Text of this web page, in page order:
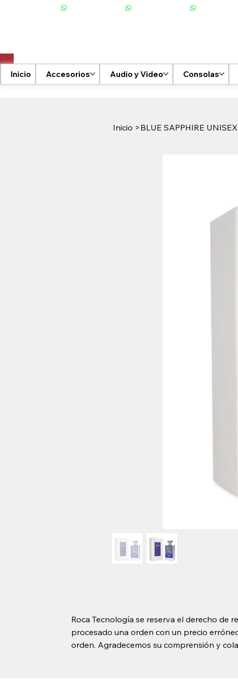
Inicio Accesorios Audio y Video Consolas
Inicio > BLUE SAPPHIRE
Roca Tecnología se reserva el derecho de
procesado una orden con un precio
orden. Agradecemos su comprensión y